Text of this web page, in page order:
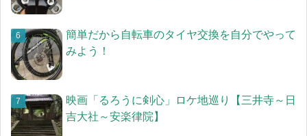
簡単だから自転車のタイヤ交換を自分でやって
みよう！
映画「るろうに剣心」ロケ地巡り【三井寺～日
吉大社～安楽律院】